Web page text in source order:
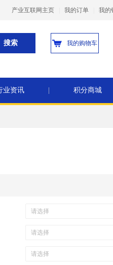
产业互联网主页 我的订单 我的
搜索 我的购物车
业资讯 积分商城